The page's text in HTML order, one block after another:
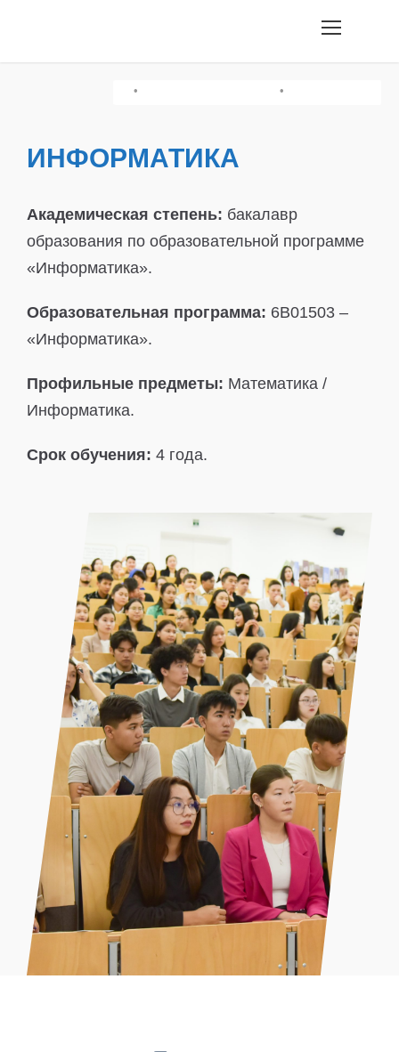
ИНФОРМАТИКА
Академическая степень: бакалавр
образования по образовательной программе
«Информатика».
Образовательная программа: 6B01503 –
«Информатика».
Профильные предметы: Математика /
Информатика.
Срок обучения: 4 года.
Творческий Экзамен
• Грамотность Чтения/История Казахстана
•